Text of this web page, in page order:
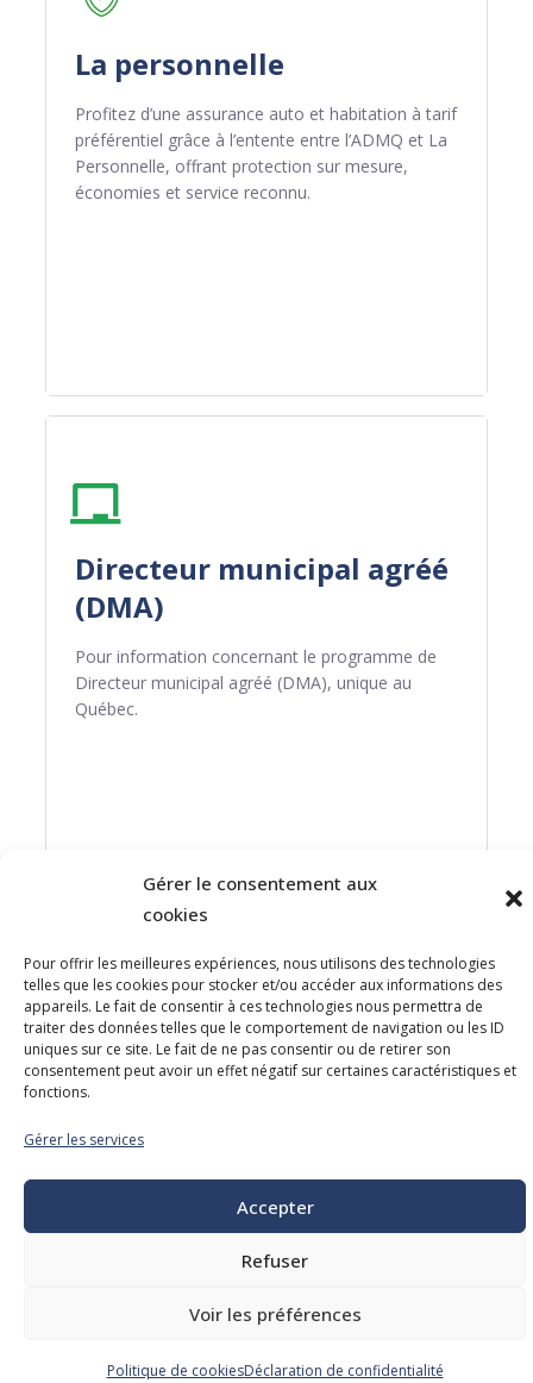
Gérer le consentement aux
cookies
Pour offrir les meilleures expériences, nous utilisons des technologies
telles que les cookies pour stocker et/ou accéder aux informations des
appareils. Le fait de consentir à ces technologies nous permettra de
traiter des données telles que le comportement de navigation ou les ID
uniques sur ce site. Le fait de ne pas consentir ou de retirer son
consentement peut avoir un effet négatif sur certaines caractéristiques et
fonctions.
Gérer les services
Accepter
Refuser
Voir les préférences
Politique de cookiesDéclaration de confidentialité
La personnelle
Profitez d’une assurance auto et habitation à tarif
préférentiel grâce à l’entente entre l’ADMQ et La
Personnelle, offrant protection sur mesure,
économies et service reconnu.
Directeur municipal agréé
(DMA)
Pour information concernant le programme de
Directeur municipal agréé (DMA), unique au
Québec.
Vitrine des fournisseurs
La vitrine des fournisseurs municipaux présente
plusieurs partenaires, dans différents domaines.